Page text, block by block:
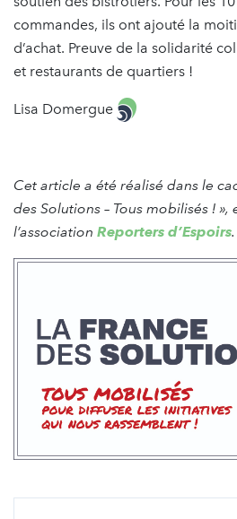
commandes, ils ont ajouté la
d’achat. Preuve de la solidarité
et restaurants de quartiers !
Lisa Domergue
Cet article a été réalisé dans le
des Solutions – Tous mobilisés !
l’association Reporters d’Espoirs.